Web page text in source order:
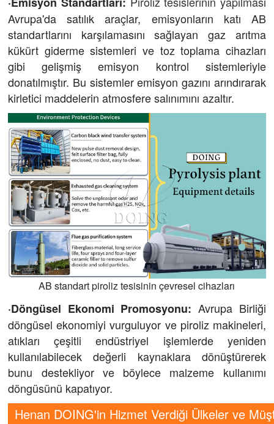
Avrupa'da satılık araçlar, emisyonların katı AB
standartlarını karşılamasını sağlayan gaz arıtma
kükürt giderme sistemleri ve toz toplama cihazları
gibi gelişmiş emisyon kontrol sistemleriyle
donatılmıştır. Bu sistemler emisyon gazını arındırarak
kirletici maddelerin atmosfere salınımını azaltır.
AB standart piroliz tesisinin çevresel cihazları
·Döngüsel Ekonomi Promosyonu: Avrupa Birliği
döngüsel ekonomiyi vurguluyor ve piroliz makineleri,
atıkları çeşitli endüstriyel işlemlerde yeniden
kullanılabilecek değerli kaynaklara dönüştürerek
bunu destekliyor ve böylece malzeme kullanımı
döngüsünü kapatıyor.
Henan DOING'in Hizmet Verdiği Ülkeler ve